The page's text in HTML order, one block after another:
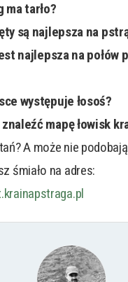
ma tarło?
są najlepsza na
najlepsza na połów
występuje łosoś?
mapę łowisk
A może nie
śmiało na adres: